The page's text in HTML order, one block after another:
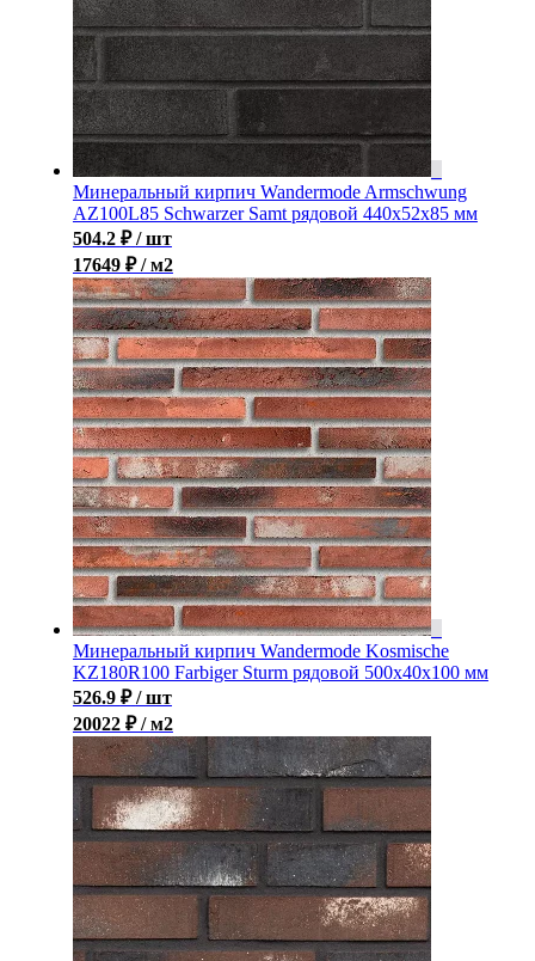
Минеральный кирпич Wandermode Armschwung
AZ100L85 Schwarzer Samt рядовой 440x52x85 мм
504.2 ₽ / шт
17649 ₽ / м2
Минеральный кирпич Wandermode Kosmische
KZ180R100 Farbiger Sturm рядовой 500x40x100 мм
526.9 ₽ / шт
20022 ₽ / м2